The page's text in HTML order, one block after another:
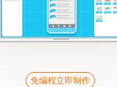
免编程立即制作